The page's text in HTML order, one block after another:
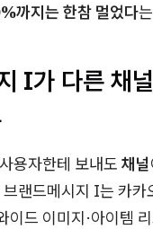
까지는 한참 멀었다
I가 다른 채
용자한테 보내도 채널
랜드메시지 I는 카카
이드 이미지·아이템